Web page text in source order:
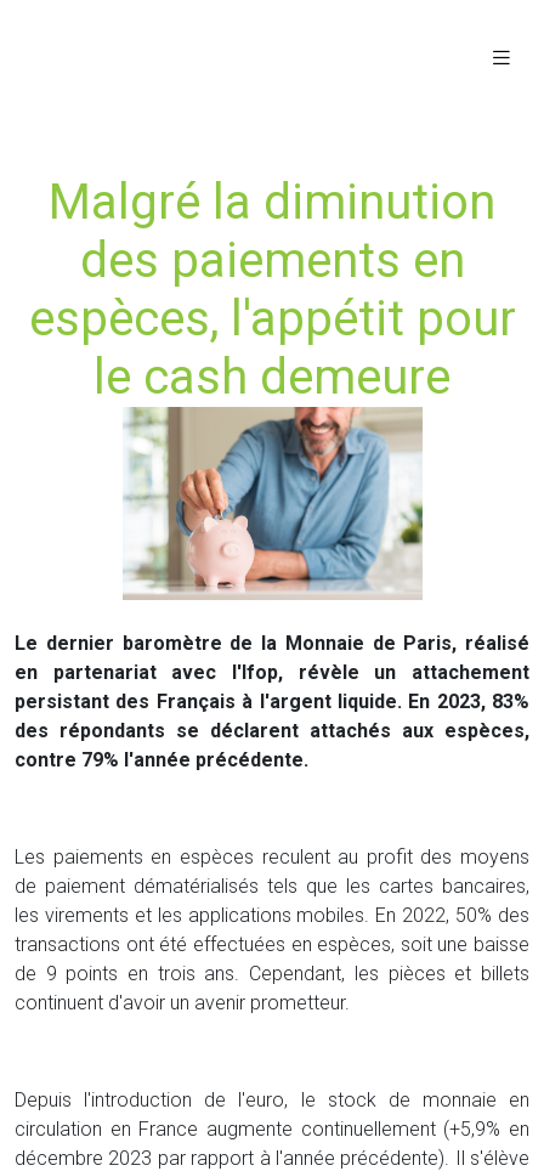
Malgré la diminution
des paiements en
espèces, l'appétit pour
le cash demeure
Le dernier baromètre de la Monnaie de Paris, réalisé
en partenariat avec l'Ifop, révèle un attachement
persistant des Français à l'argent liquide. En 2023, 83%
des répondants se déclarent attachés aux espèces,
contre 79% l'année précédente.
Les paiements en espèces reculent au profit des moyens
de paiement dématérialisés tels que les cartes bancaires,
les virements et les applications mobiles. En 2022, 50% des
transactions ont été effectuées en espèces, soit une baisse
de 9 points en trois ans. Cependant, les pièces et billets
continuent d'avoir un avenir prometteur.
Depuis l'introduction de l'euro, le stock de monnaie en
circulation en France augmente continuellement (+5,9% en
décembre 2023 par rapport à l'année précédente). Il s'élève